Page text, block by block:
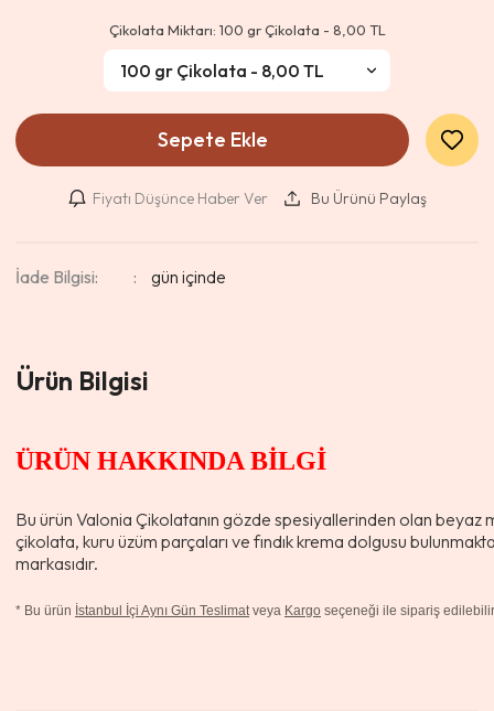
Çikolata Miktarı: 100 gr Çikolata - 8,00 TL
Sepete Ekle
Fiyatı Düşünce Haber Ver Bu Ürünü Paylaş
İade Bilgisi:
Ürün Bilgisi
ÜRÜN HAKKINDA BİLGİ
Bu ürün Valonia Çikolatanın gözde spesiyallerinden olan beyaz
çikolata, kuru üzüm parçaları ve fındık krema dolgusu
markasıdır.
* Bu ürün İstanbul İçi Aynı Gün Teslimatveya Kargo seçeneği ile sipariş